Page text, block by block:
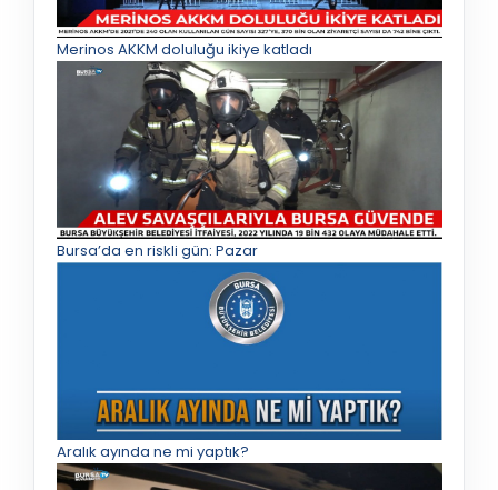
Merinos AKKM doluluğu ikiye katladı
Bursa’da en riskli gün: Pazar
Aralık ayında ne mi yaptık?